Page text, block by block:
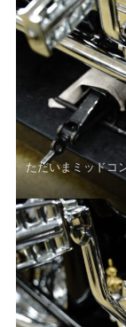
ただいまミッドコ